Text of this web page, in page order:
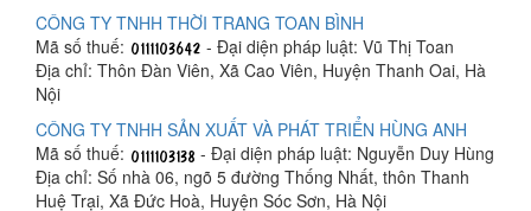
CÔNG TY TNHH THỜI TRANG TOAN BÌNH
Mã số thuế:
- Đại diện pháp luật: Vũ Thị Toan
Địa chỉ: Thôn Đàn Viên, Xã Cao Viên, Huyện Thanh Oai, Hà
Nội
CÔNG TY TNHH SẢN XUẤT VÀ PHÁT TRIỂN HÙNG ANH
Mã số thuế:
- Đại diện pháp luật: Nguyễn Duy Hùng
Địa chỉ: Số nhà 06, ngõ 5 đường Thống Nhất, thôn Thanh
Huệ Trại, Xã Đức Hoà, Huyện Sóc Sơn, Hà Nội